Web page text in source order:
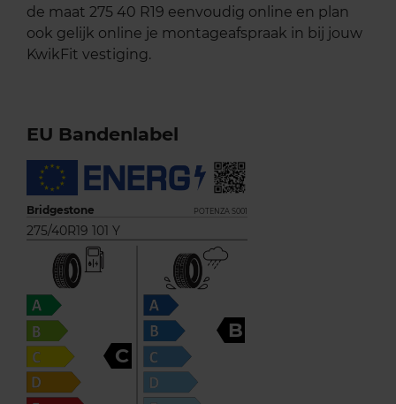
de maat 275 40 R19 eenvoudig online en plan
ook gelijk online je montageafspraak in bij jouw
KwikFit vestiging.
EU Bandenlabel
Bridgestone POTENZA S001
275/40R19 101 Y
C
B